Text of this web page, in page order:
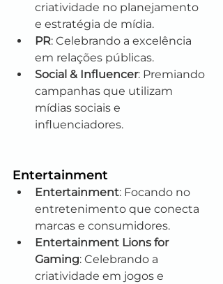
criatividade no planejamento
e estratégia de mídia.
PR: Celebrando a excelência
em relações públicas.
Social & Influencer: Premiando
campanhas que utilizam
mídias sociais e
influenciadores.
Entertainment
Entertainment: Focando no
entretenimento que conecta
marcas e consumidores.
Entertainment Lions for
Gaming: Celebrando a
criatividade em jogos e